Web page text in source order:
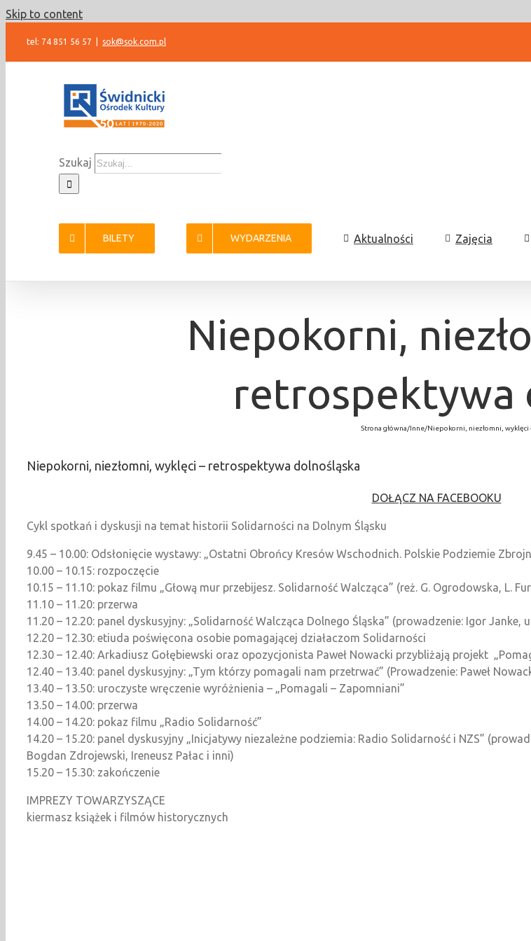
Skip to content
tel: 74 851 56 57 sok@sok.com.pl
Szukaj
BILETY WYDARZENIA Aktualności Zajęcia
Niepokorni,
retrospektywa
Strona główna/Inne/Niepokorni, niezłomni,
Niepokorni, niezłomni, wyklęci – retrospektywa dolnośląska
DOŁĄCZ NA FACEBOOKU
Cykl spotkań i dyskusji na temat historii Solidarności na Dolnym Śląsku
9.45 – 10.00: Odsłonięcie wystawy: „Ostatni Obrońcy Kresów Wschodnich. Polskie Podziemie
10.00 – 10.15: rozpoczęcie
10.15 – 11.10: pokaz filmu „Głową mur przebijesz. Solidarność Walcząca” (reż. G. Ogrodowska, L.
11.10 – 11.20: przerwa
11.20 – 12.20: panel dyskusyjny: „Solidarność Walcząca Dolnego Śląska” (prowadzenie: Igor
12.20 – 12.30: etiuda poświęcona osobie pomagającej działaczom Solidarności
12.30 – 12.40: Arkadiusz Gołębiewski oraz opozycjonista Paweł Nowacki przybliżają projekt
12.40 – 13.40: panel dyskusyjny: „Tym którzy pomagali nam przetrwać” (Prowadzenie: Paweł
13.40 – 13.50: uroczyste wręczenie wyróżnienia – „Pomagali – Zapomniani”
13.50 – 14.00: przerwa
14.00 – 14.20: pokaz filmu „Radio Solidarność”
14.20 – 15.20: panel dyskusyjny „Inicjatywy niezależne podziemia: Radio Solidarność i NZS”
Bogdan Zdrojewski, Ireneusz Pałac i inni)
15.20 – 15.30: zakończenie
IMPREZY TOWARZYSZĄCE
kiermasz książek i filmów historycznych